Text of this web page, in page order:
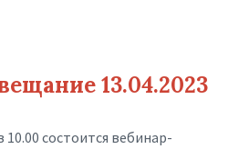
13.04.2023
10.00 состоится вебинар-